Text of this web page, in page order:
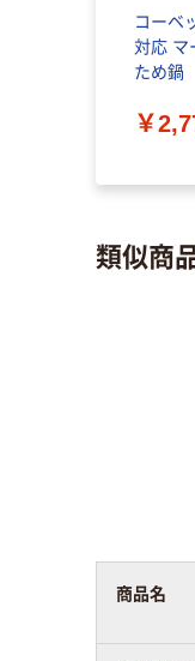
コーベ
対応 マ
ため鍋
￥
類似商
商品名